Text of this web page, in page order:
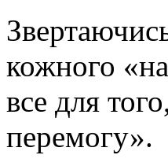
кожного
все для
перемогу».